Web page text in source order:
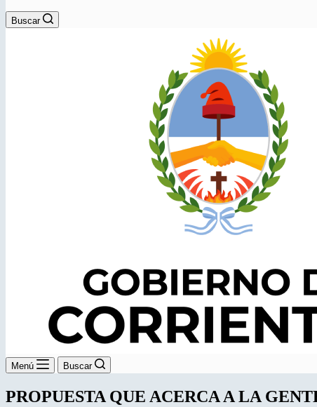
Buscar
Menú Buscar
PROPUESTA QUE ACERCA A LA